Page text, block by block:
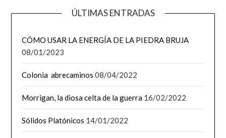
ÚLTIMAS ENTRADAS
CÓMO USAR LA ENERGÍA DE LA PIEDRA BRUJA
08/01/2023
Colonia abrecaminos 08/04/2022
Morrigan, la diosa celta de la guerra 16/02/2022
Sólidos Platónicos 14/01/2022